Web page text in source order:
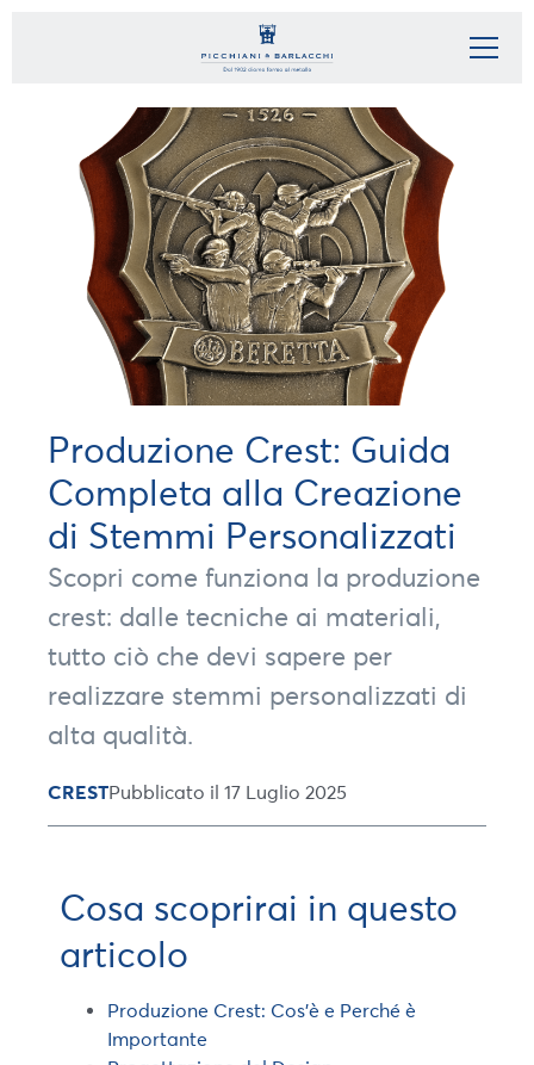
Produzione Crest: Guida
Completa alla Creazione
di Stemmi Personalizzati
Scopri come funziona la produzione
crest: dalle tecniche ai materiali,
tutto ciò che devi sapere per
realizzare stemmi personalizzati di
alta qualità.
CRESTPubblicato il 17 Luglio 2025
Cosa scoprirai in questo
articolo
Produzione Crest: Cos’è e Perché è
Importante